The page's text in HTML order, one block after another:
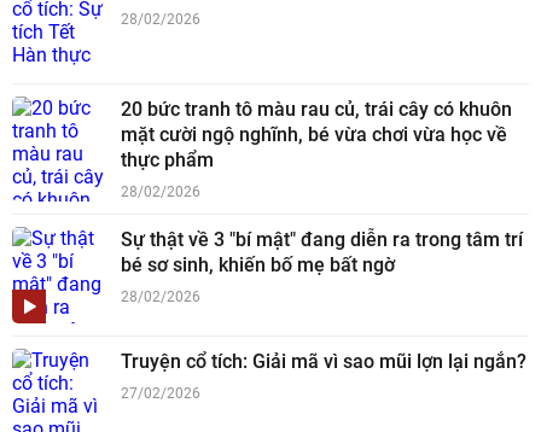
28/02/2026
20 bức tranh tô màu rau củ, trái cây có khuôn
mặt cười ngộ nghĩnh, bé vừa chơi vừa học về
thực phẩm
28/02/2026
Sự thật về 3 "bí mật" đang diễn ra trong tâm trí
bé sơ sinh, khiến bố mẹ bất ngờ
28/02/2026
Truyện cổ tích: Giải mã vì sao mũi lợn lại ngắn?
27/02/2026